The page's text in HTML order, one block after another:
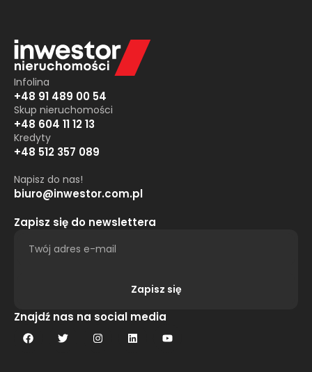
Infolina
+48 91 489 00 54
Skup nieruchomości
+48 604 11 12 13
Kredyty
+48 512 357 089
Napisz do nas!
biuro@inwestor.com.pl
Zapisz się do newslettera
Zapisz się
Alternative:
Znajdź nas na social media